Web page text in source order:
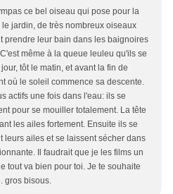
ce bel oiseau qui pose pour la
jardin, de très nombreux oiseaux
prendre leur bain dans les baignoires
même à la queue leuleu qu'ils se
tôt le matin, et avant la fin de
où le soleil commence sa descente.
actifs une fois dans l'eau: ils se
pour se mouiller totalement. La tête
les ailes fortement. Ensuite ils se
leurs ailes et se laissent sécher dans
Il faudrait que je les films un
tout va bien pour toi. Je te souhaite
gros bisous.